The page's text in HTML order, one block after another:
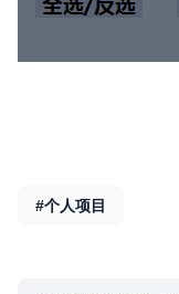
#个人项目